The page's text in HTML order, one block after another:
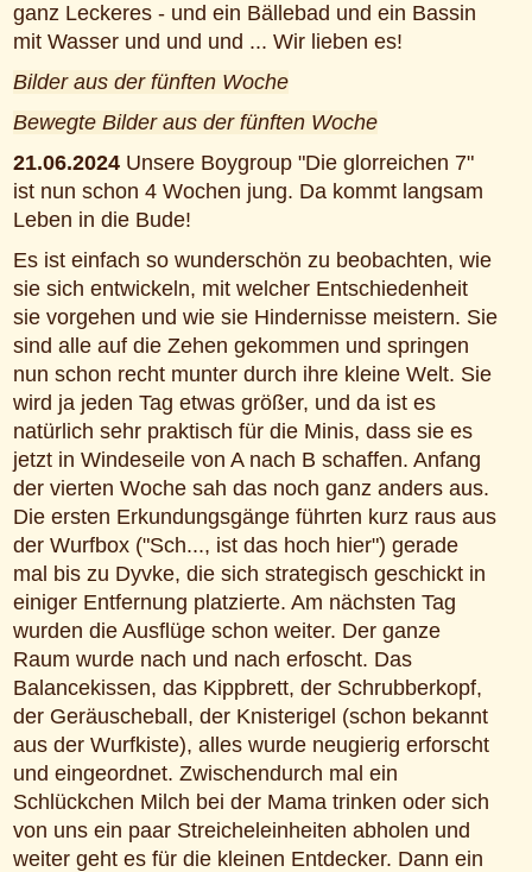
ganz Leckeres - und ein Bällebad und ein Bassin
mit Wasser und und und ... Wir lieben es!
Bilder aus der fünften Woche
Bewegte Bilder aus der fünften Woche
21.06.2024 Unsere Boygroup "Die glorreichen 7"
ist nun schon 4 Wochen jung. Da kommt langsam
Leben in die Bude!
Es ist einfach so wunderschön zu beobachten, wie
sie sich entwickeln, mit welcher Entschiedenheit
sie vorgehen und wie sie Hindernisse meistern. Sie
sind alle auf die Zehen gekommen und springen
nun schon recht munter durch ihre kleine Welt. Sie
wird ja jeden Tag etwas größer, und da ist es
natürlich sehr praktisch für die Minis, dass sie es
jetzt in Windeseile von A nach B schaffen. Anfang
der vierten Woche sah das noch ganz anders aus.
Die ersten Erkundungsgänge führten kurz raus aus
der Wurfbox ("Sch..., ist das hoch hier") gerade
mal bis zu Dyvke, die sich strategisch geschickt in
einiger Entfernung platzierte. Am nächsten Tag
wurden die Ausflüge schon weiter. Der ganze
Raum wurde nach und nach erfoscht. Das
Balancekissen, das Kippbrett, der Schrubberkopf,
der Geräuscheball, der Knisterigel (schon bekannt
aus der Wurfkiste), alles wurde neugierig erforscht
und eingeordnet. Zwischendurch mal ein
Schlückchen Milch bei der Mama trinken oder sich
von uns ein paar Streicheleinheiten abholen und
weiter geht es für die kleinen Entdecker. Dann ein